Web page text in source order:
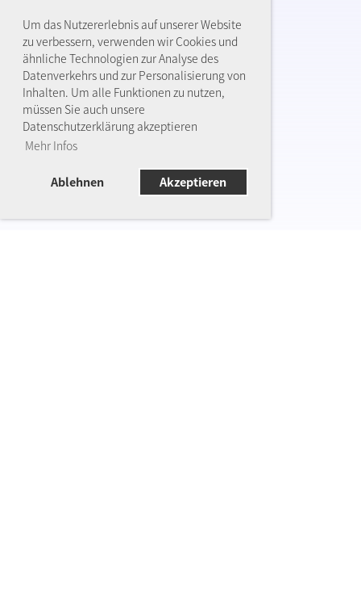
Um das Nutzererlebnis auf unserer Website
zu verbessern, verwenden wir Cookies und
ähnliche Technologien zur Analyse des
Datenverkehrs und zur Personalisierung von
Inhalten. Um alle Funktionen zu nutzen,
müssen Sie auch unsere
Datenschutzerklärung akzeptieren
Mehr Infos
Ablehnen Akzeptieren